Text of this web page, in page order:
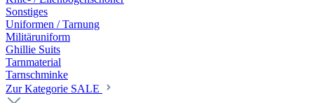
Sonstiges
Uniformen / Tarnung
Militäruniform
Ghillie Suits
Tarnmaterial
Tarnschminke
Zur Kategorie SALE